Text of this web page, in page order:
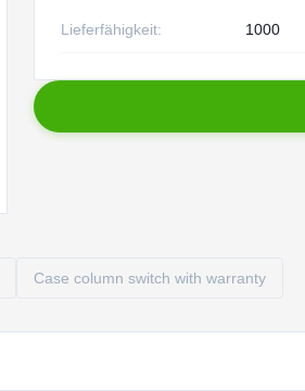
Lieferfähigkeit: 1000
Case column switch with warranty